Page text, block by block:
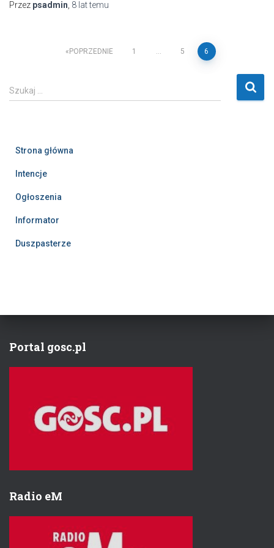
Przez psadmin 8 lattemu
Stronicowanie
wpisów
POPRZEDNIE 1 … 5 6
S
z
Szukaj …
Strona główna
Intencje
Ogłoszenia
Informator
Duszpasterze
Portal gosc.pl
Radio eM